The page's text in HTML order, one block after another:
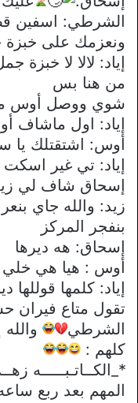
الشرطي: اسفين
ونعزمك على خبزة
إياد: لالا لا خبزة
من هنا بس
شوي ووصل أوس
إياد: اول ماشاف
أوس: اشتقتلك يا
إياد: تي غير
إسحاق شاف لي
زيد: والله جاي
بنفجر المركز
إسحاق: هه ديرها
أوس : هيا هي
إياد: كلمها قوللها
تقول متاع فيران
الشرطي
كلهم :
*_الكــاتـبـــــه
المهم بعد ربع